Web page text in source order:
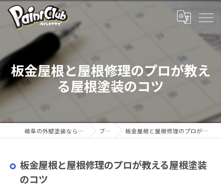
板金屋根と屋根修理のプロが教え
る屋根塗装のコツ
岐阜の外壁塗装ならペイントクラブ ブログ 板金屋根と屋根修理のプロが教える屋根塗装のコツ
板金屋根と屋根修理のプロが教える屋根塗装
のコツ